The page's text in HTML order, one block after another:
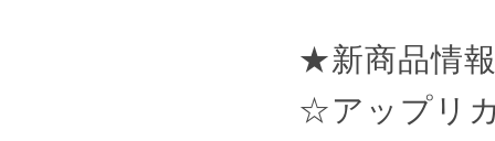
★新商品情
☆アップリ